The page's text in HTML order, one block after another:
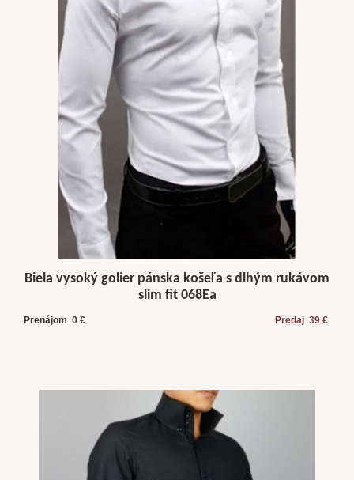
Biela vysoký golier pánska košeľa s dlhým rukávom
slim fit 068Ea
Prenájom 0 € Predaj 39 €